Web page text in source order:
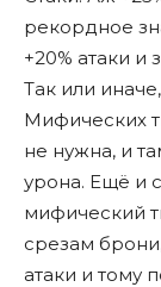
рекордное
+20% атаки
Так или
Мифических
не нужна, и
урона. Ещё и
мифический
срезам
атаки и тому